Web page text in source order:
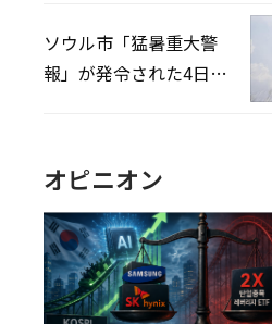
ソウル市「猛暑重大警
報」が発令された4日、
オピニオン